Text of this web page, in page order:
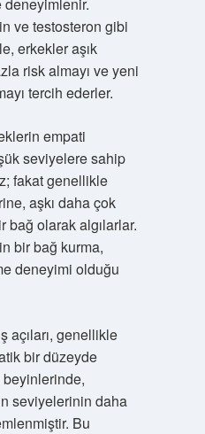
ve testosteron gibi
erkekler aşık
risk almayı ve yeni
tercih ederler.
empati
seviyelere sahip
fakat genellikle
aşkı daha çok
olarak algılarlar.
bir bağ kurma,
deneyimi olduğu
açıları, genellikle
bir düzeyde
beyinlerinde,
seviyelerinin daha
Bu